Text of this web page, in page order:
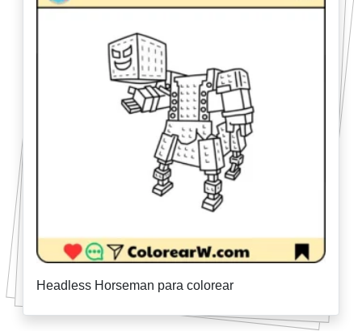
Headless Horseman para colorear